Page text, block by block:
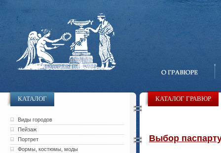
КАТАЛОГ
Виды городов
Пейзаж
Портрет
Формы, костюмы, моды
КАТАЛОГ ГРАВЮР
Выбор